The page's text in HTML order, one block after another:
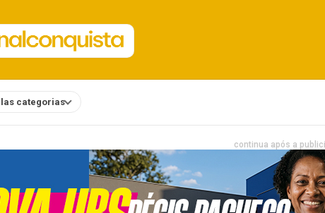
categorias
continua após a